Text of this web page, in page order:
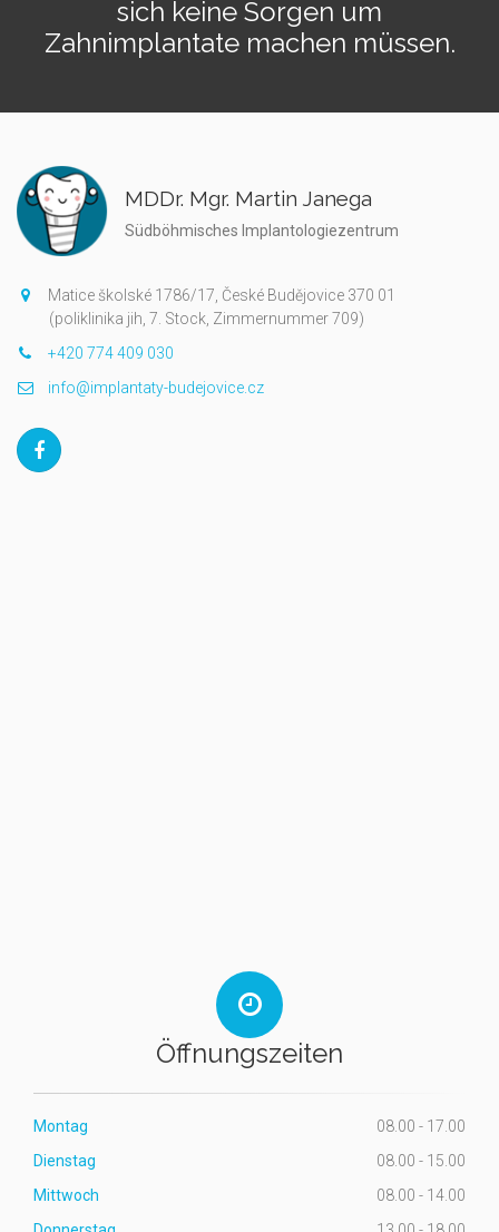
sich keine Sorgen um
Zahnimplantate machen müssen.
MDDr. Mgr. Martin Janega
Südböhmisches Implantologiezentrum
Matice školské 1786/17, České Budějovice 370 01
(poliklinika jih, 7. Stock, Zimmernummer 709)
+420 774 409 030
info@implantaty-budejovice.cz
Öffnungszeiten
Montag
08.00 - 17.00
Dienstag
08.00 - 15.00
Mittwoch
08.00 - 14.00